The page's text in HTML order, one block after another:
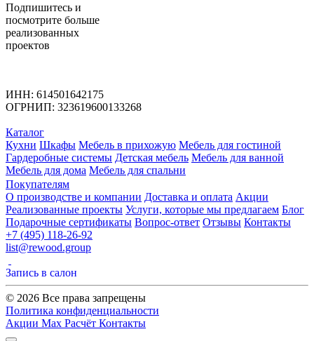
Подпишитесь и
посмотрите больше
реализованных
проектов
ИНН: 614501642175
ОГРНИП: 323619600133268
Каталог
Кухни Шкафы Мебель в прихожую Мебель для гостиной
Гардеробные системы Детская мебель Мебель для ванной
Мебель для дома Мебель для спальни
Покупателям
О производстве и компании Доставка и оплата Акции
Реализованные проекты Услуги, которые мы предлагаем Блог
Подарочные сертификаты Вопрос-ответ Отзывы Контакты
+7 (495) 118-26-92
list@rewood.group
Запись в салон
© 2026 Все права запрещены
Политика конфиденциальности
Акции Max Расчёт Контакты